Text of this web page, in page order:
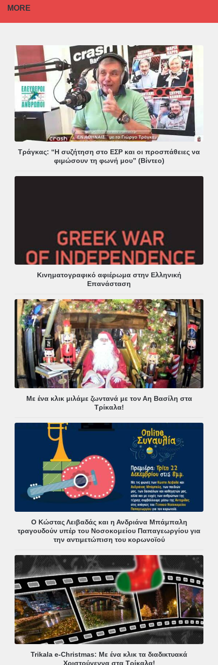
MORE
Τράγκας: “Η συζήτηση στο ΕΣΡ και οι προσπάθειες να
φιμώσουν τη φωνή μου” (Βίντεο)
Κινηματογραφικό αφιέρωμα στην Ελληνική
Επανάσταση
Με ένα κλικ μιλάμε ζωντανά με τον Αη Βασίλη στα
Τρίκαλα!
Ο Κώστας Λειβαδάς και η Ανδριάνα Μπάμπαλη
τραγουδούν υπέρ του Νοσοκομείου Παπαγεωργίου για
την αντιμετώπιση του κορωνοϊού
Trikala e-Christmas: Με ένα κλικ τα διαδικτυακά
Χριστούγεννα στα Τρίκαλα!